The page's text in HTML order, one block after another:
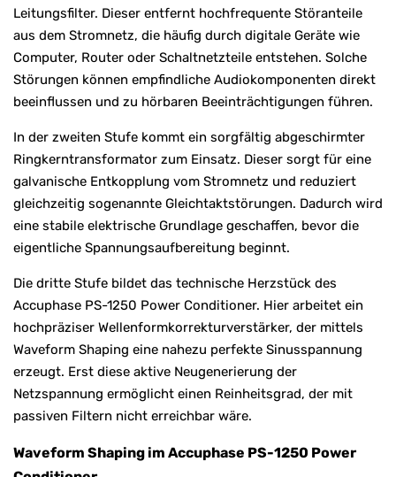
Leitungsfilter. Dieser entfernt hochfrequente Störanteile
aus dem Stromnetz, die häufig durch digitale Geräte wie
Computer, Router oder Schaltnetzteile entstehen. Solche
Störungen können empfindliche Audiokomponenten direkt
beeinflussen und zu hörbaren Beeinträchtigungen führen.
In der zweiten Stufe kommt ein sorgfältig abgeschirmter
Ringkerntransformator zum Einsatz. Dieser sorgt für eine
galvanische Entkopplung vom Stromnetz und reduziert
gleichzeitig sogenannte Gleichtaktstörungen. Dadurch wird
eine stabile elektrische Grundlage geschaffen, bevor die
eigentliche Spannungsaufbereitung beginnt.
Die dritte Stufe bildet das technische Herzstück des
Accuphase PS-1250 Power Conditioner. Hier arbeitet ein
hochpräziser Wellenformkorrekturverstärker, der mittels
Waveform Shaping eine nahezu perfekte Sinusspannung
erzeugt. Erst diese aktive Neugenerierung der
Netzspannung ermöglicht einen Reinheitsgrad, der mit
passiven Filtern nicht erreichbar wäre.
Waveform Shaping im Accuphase PS-1250 Power